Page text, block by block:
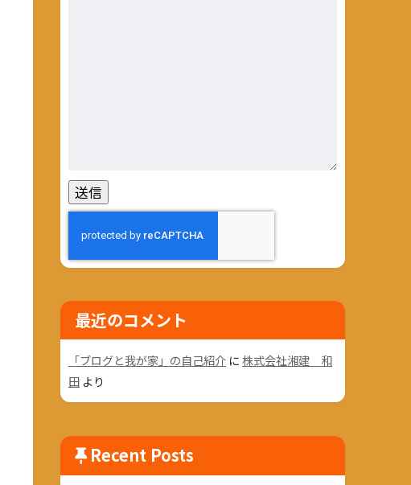
最近のコメント
「ブログと我が家」の自己紹介 に株式会社湘建 和
田 より
Recent Posts